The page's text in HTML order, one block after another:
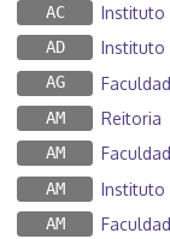
AC Instituto
AD Instituto
AG
AM Reitoria
AM
AM Instituto
AM